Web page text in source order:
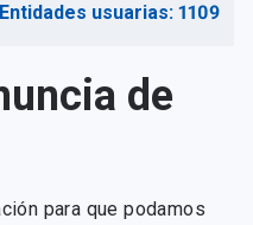
Entidades usuarias: 1109
de
para que podamos